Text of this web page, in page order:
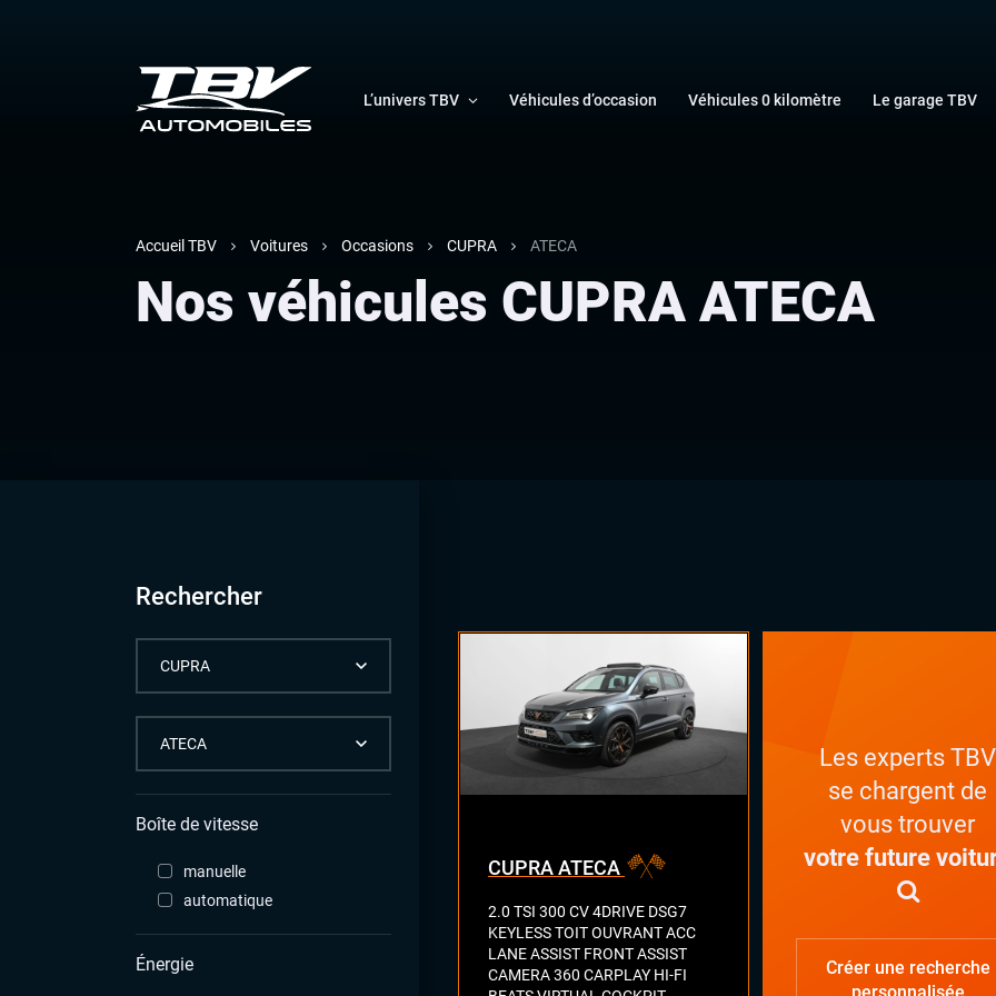
L’univers TBV Véhicules d’occasion Véhicules 0 kilomètre Le garage TBV
Accueil TBV Voitures Occasions CUPRA ATECA
Nos véhicules CUPRA ATECA
Rechercher
Boîte de vitesse
manuelle
automatique
Énergie
CUPRA ATECA
2.0 TSI 300 CV 4DRIVE DSG7
KEYLESS TOIT OUVRANT ACC
LANE ASSIST FRONT ASSIST
CAMERA 360 CARPLAY HI-FI
Les experts TBV
se chargent de
vous trouver
votre future
Créer une recherche